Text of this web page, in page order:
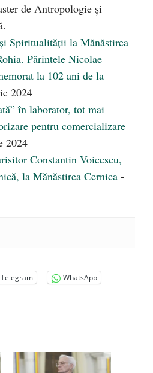
de Antropologie și
Spiritualității la Mănăstirea
Părintele Nicolae
la 102 ani de la
2024
în laborator, tot mai
pentru comercializare
2024
Constantin Voicescu,
la Mănăstirea Cernica -
Telegram
WhatsApp